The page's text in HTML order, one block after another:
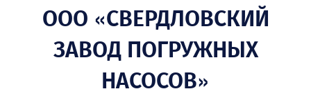
ООО «СВЕРДЛОВСКИЙ
ЗАВОД ПОГРУЖНЫХ
НАСОСОВ»